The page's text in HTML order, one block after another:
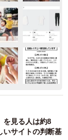
を見る人は約8
サイトの判断基